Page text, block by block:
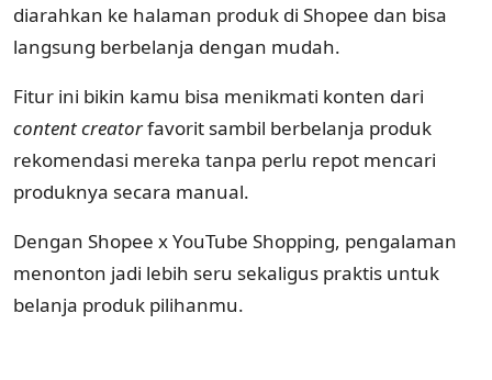
diarahkan ke halaman produk di Shopee dan bisa
langsung berbelanja dengan mudah.
Fitur ini bikin kamu bisa menikmati konten dari
content creatorfavorit sambil berbelanja produk
rekomendasi mereka tanpa perlu repot mencari
produknya secara manual.
Dengan Shopee x YouTube Shopping, pengalaman
menonton jadi lebih seru sekaligus praktis untuk
belanja produk pilihanmu.